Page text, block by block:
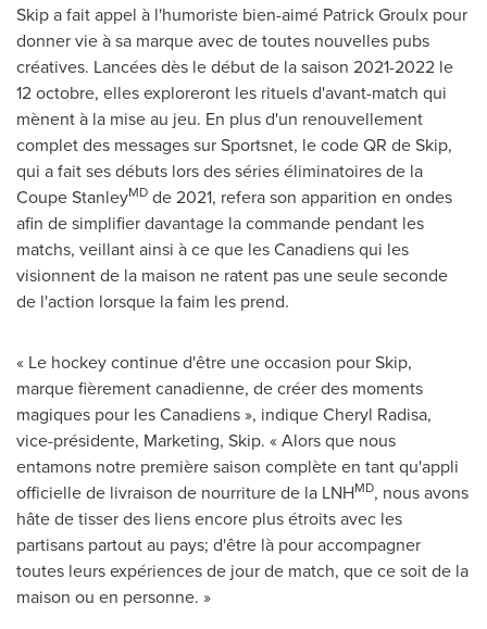
Skip a fait appel à l'humoriste bien-aimé Patrick Groulx pour
donner vie à sa marque avec de toutes nouvelles pubs
créatives. Lancées dès le début de la saison 2021-2022 le
12 octobre, elles exploreront les rituels d'avant-match qui
mènent à la mise au jeu. En plus d'un renouvellement
complet des messages sur Sportsnet, le code QR de Skip,
qui a fait ses débuts lors des séries éliminatoires de la
Coupe StanleyMD de 2021, refera son apparition en ondes
afin de simplifier davantage la commande pendant les
matchs, veillant ainsi à ce que les Canadiens qui les
visionnent de la maison ne ratent pas une seule seconde
de l'action lorsque la faim les prend.
« Le hockey continue d'être une occasion pour Skip,
marque fièrement canadienne, de créer des moments
magiques pour les Canadiens », indiqueCheryl Radisa,
vice-présidente, Marketing, Skip. « Alors que nous
entamons notre première saison complète en tant qu'appli
officielle de livraison de nourriture de la LNHMD, nous avons
hâte de tisser des liens encore plus étroits avec les
partisans partout au pays; d'être là pour accompagner
toutes leurs expériences de jour de match, que ce soit de la
maison ou en personne. »